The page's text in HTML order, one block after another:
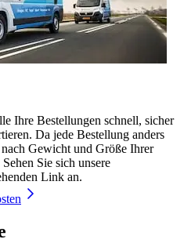
Ihre Bestellungen schnell, sicher
Da jede Bestellung anders
Gewicht und Größe Ihrer
Sie sich unsere
Link an.